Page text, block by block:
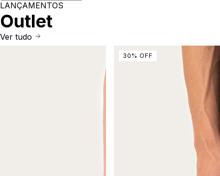
LANÇAMENTOS
Outlet
Ver tudo
30 % OFF